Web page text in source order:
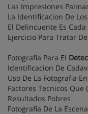
Las Impresiones
La Identificacion De
El Delincuente Es
Ejercicio Para Tratar
Fotografia Para El
Identificacion De
Uso De La Fotografia
Factores Tecnicos Que
Resultados Pobres
Fotografia De La